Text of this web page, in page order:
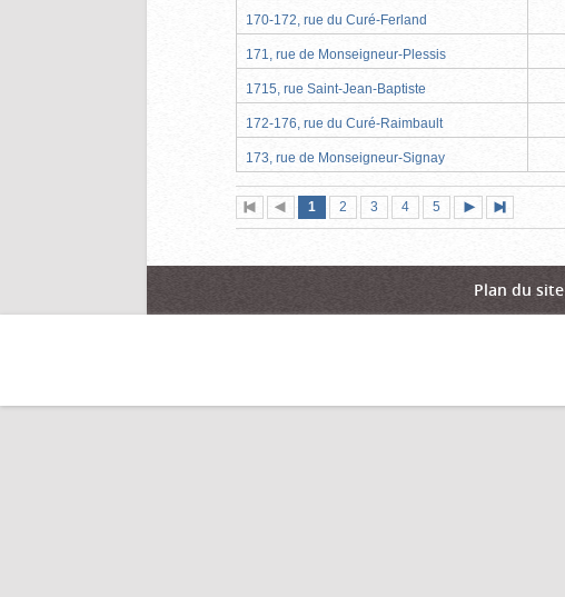
170-172, rue du Curé-Ferland
171, rue de Monseigneur-Plessis
1715, rue Saint-Jean-Baptiste
172-176, rue du Curé-Raimbault
173, rue de Monseigneur-Signay
Première
page
Page
précédente
Page
1 (page
actuelle)
Page
2 Page
3 Page
4 Page
5
suivante
page
Plan du site